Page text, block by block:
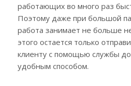
работающих во много раз
Поэтому даже при большой
работа занимает не больше
этого остается только
клиенту с помощью службы
удобным способом.